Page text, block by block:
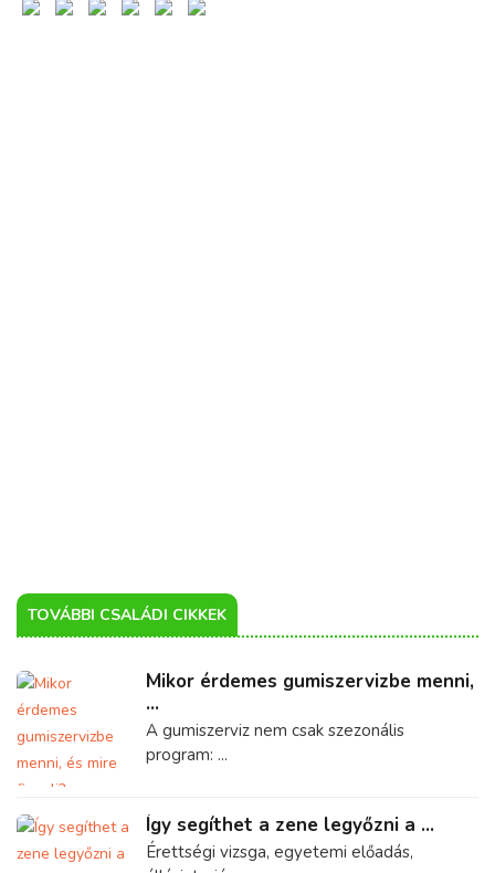
TOVÁBBI CSALÁDI CIKKEK
Mikor érdemes gumiszervizbe menni,
...
A gumiszerviz nem csak szezonális
program: ...
Így segíthet a zene legyőzni a ...
Érettségi vizsga, egyetemi előadás,